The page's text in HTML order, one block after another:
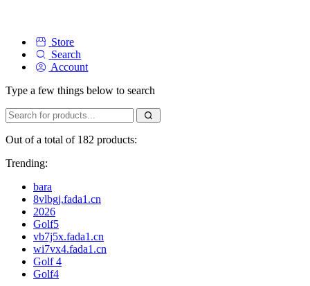
Store
Search
Account
Type a few things below to search
Out of a total of 182 products:
Trending:
bara
8vlbgj.fada1.cn
2026
Golf5
vb7j5x.fada1.cn
wi7vx4.fada1.cn
Golf 4
Golf4